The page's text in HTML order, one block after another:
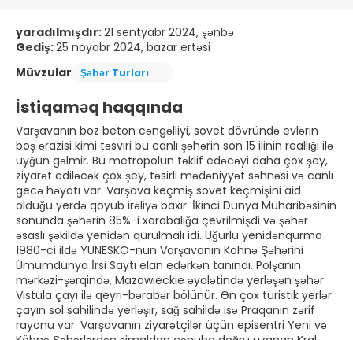
yaradılmışdır:21 sentyabr 2024, şənbə
Gediş:25 noyabr 2024, bazar ertəsi
Müvzular
Şəhər Turları
İstiqaməq haqqında
Varşavanın boz beton cəngəlliyi, sovet dövründə evlərin
boş ərazisi kimi təsviri bu canlı şəhərin son 15 ilinin reallığı ilə
uyğun gəlmir. Bu metropolun təklif edəcəyi daha çox şey,
ziyarət ediləcək çox şey, təsirli mədəniyyət səhnəsi və canlı
gecə həyatı var. Varşava keçmiş sovet keçmişini aid
olduğu yerdə qoyub irəliyə baxır. İkinci Dünya Müharibəsinin
sonunda şəhərin 85%-i xarabalığa çevrilmişdi və şəhər
əsaslı şəkildə yenidən qurulmalı idi. Uğurlu yenidənqurma
1980-ci ildə YUNESKO-nun Varşavanın Köhnə Şəhərini
Ümumdünya İrsi Saytı elan edərkən tanındı. Polşanın
mərkəzi-şərqində, Mazowieckie əyalətində yerləşən şəhər
Vistula çayı ilə qeyri-bərabər bölünür. Ən çox turistik yerlər
çayın sol sahilində yerləşir, sağ sahildə isə Praqanın zərif
rayonu var. Varşavanın ziyarətçilər üçün episentri Yeni və